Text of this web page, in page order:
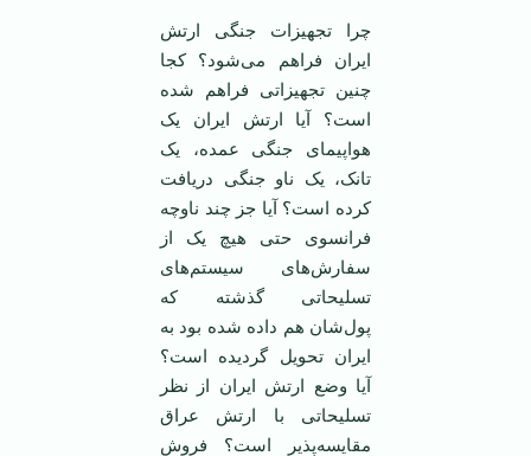
چرا تجهیزات جنگی ارتش
ایران فراهم می‌شود؟ کجا
چنین تجهیزاتی فراهم شده
است؟ آیا ارتش ایران یک
هواپیمای جنگی عمده، یک
تانک، یک ناو جنگی دریافت
کرده است؟ آیا جز چند ناوچه
فرانسوی حتی هیچ یک از
سفارش‌های سیستم‌های
تسلیحاتی گذشته که
پول‌شان هم داده شده بود به
ایران تحویل گردیده است؟
آیا وضع ارتش ایران از نظر
تسلیحاتی با ارتش عراق
مقایسه‌پذیر است؟ فروش